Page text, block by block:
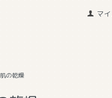
マ
の乾燥